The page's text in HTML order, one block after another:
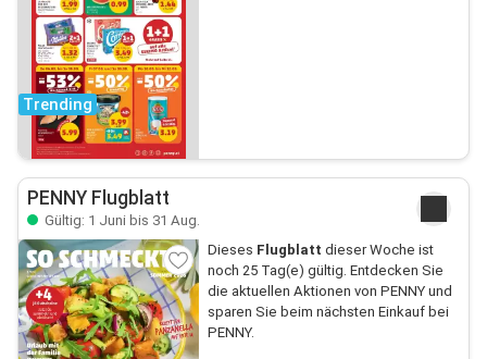
Trending
PENNY Flugblatt
Gültig: 1 Juni bis 31 Aug.
Dieses Flugblatt dieser Woche ist
noch 25 Tag(e) gültig. Entdecken Sie
die aktuellen Aktionen von PENNY und
sparen Sie beim nächsten Einkauf bei
PENNY.